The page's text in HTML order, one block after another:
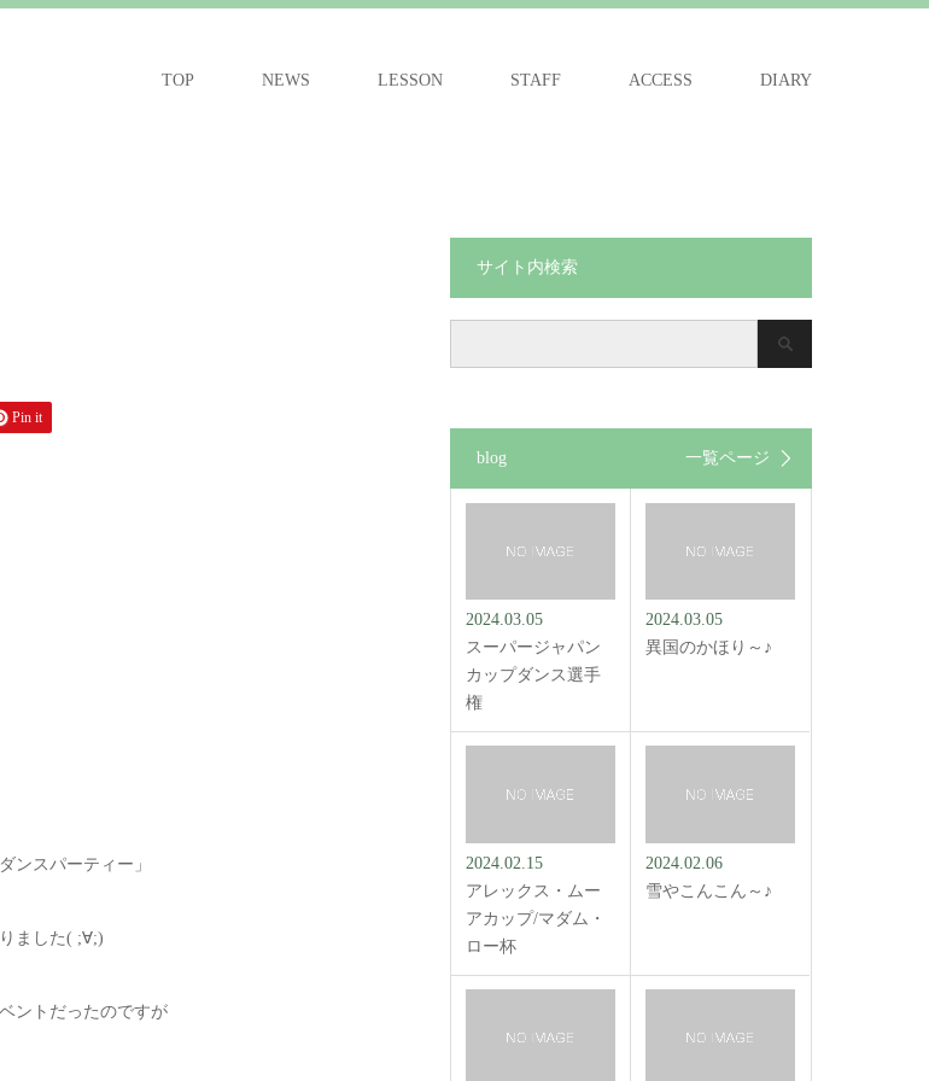
TOP NEWS LESSON STAFF ACCESS DIARY
Pin it
ンスパーティー」
ました( ;∀;)
ントだったのですが
サイト内検索
blog 一覧ページ
2024.03.05
スーパージャパン
カップダンス選手
権
2024.03.05
異国のかほり～♪
2024.02.15
アレックス・ムー
アカップ/マダム・
ロー杯
2024.02.06
雪やこんこん～♪